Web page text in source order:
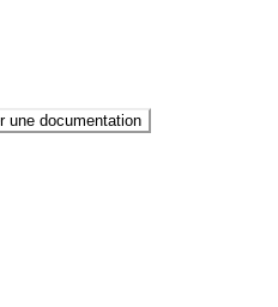
une documentation